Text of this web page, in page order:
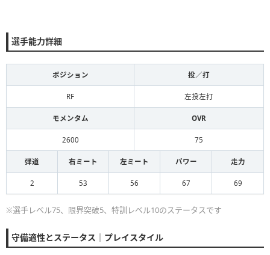
選手能力詳細
ポジション 投／打
RF 左投左打
モメンタム OVR
2600 75
弾道 右ミート 左ミート パワー 走力
2 53 56 67 69
※選手レベル75、限界突破5、特訓レベル10のステータスです
守備適性とステータス｜プレイスタイル